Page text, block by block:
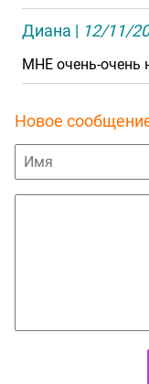
Диана | 12/11/
МНЕ очень-очень
Новое